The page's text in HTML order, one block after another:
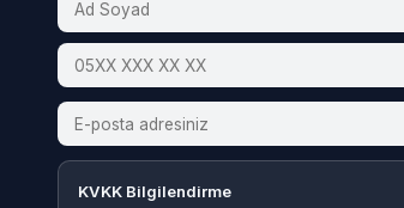
KVKK Bilgilendirme